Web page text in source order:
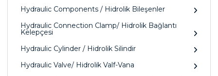
Hydraulic Components / Hidrolik Bileşenler
Hydraulic Connection Clamp/ Hidrolik Bağlantı
Kelepçesi
Hydraulic Cylinder / Hidrolik Silindir
Hydraulic Valve/ Hidrolik Valf-Vana